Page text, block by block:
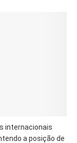
internacionais
a posição de